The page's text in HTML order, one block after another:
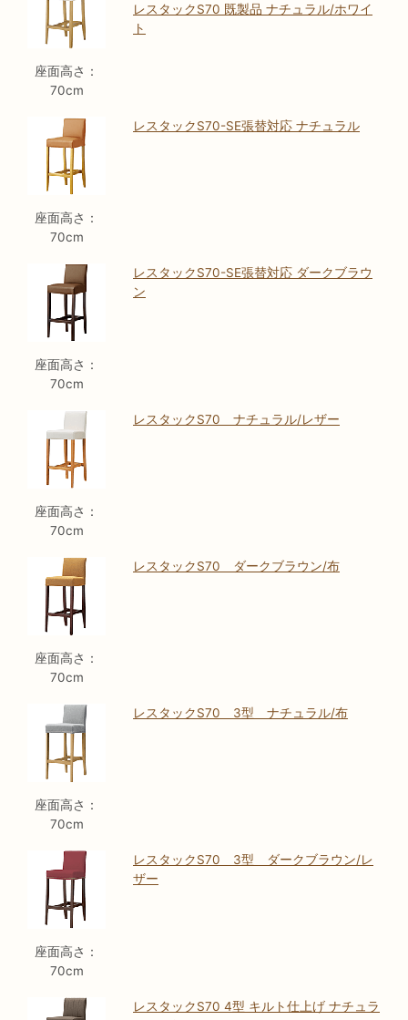
座面高さ：
70cm
レスタックS70 既製品 ナチュラル/ホワイ
ト
座面高さ：
70cm
レスタックS70-SE張替対応 ナチュラル
座面高さ：
70cm
レスタックS70-SE張替対応 ダークブラウ
ン
座面高さ：
70cm
レスタックS70 ナチュラル/レザー
座面高さ：
70cm
レスタックS70 ダークブラウン/布
座面高さ：
70cm
レスタックS70 3型 ナチュラル/布
座面高さ：
70cm
レスタックS70 3型 ダークブラウン/レ
ザー
レスタックS70 4型 キルト仕上げ ナチュラ